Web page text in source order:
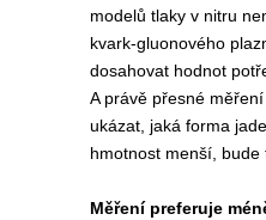
modelů tlaky v nitru
kvark-gluonového
dosahovat hodnot
A právě přesné
ukázat, jaká forma
hmotnost menší,
Měření preferuje